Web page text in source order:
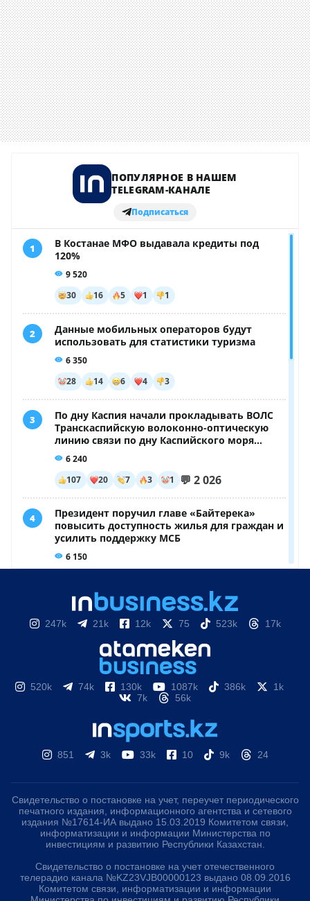
247k 21k 12k 75 523k 17k
520k 74k 130k 1087k 386k
1k
7k
56k
851 3k 33k 10 9k 24
Свидетельство о постановке на учет, переучет периодического
печатного издания, информационного агентства и сетевого
издания №17614-ИА выдано 15.03.2019 Комитетом связи,
информатизации и информации Министерства по
инвестициям и развитию Республики Казахстан.
Свидетельство о постановке на учет отечественного
телерадио канала №KZ23VJB00000123 выдано 08.09.2016
Комитетом связи, информатизации и информации